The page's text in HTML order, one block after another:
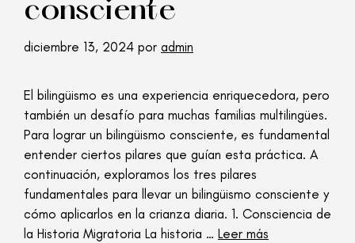
consciente
diciembre 13, 2024 por admin
El bilingüismo es una experiencia enriquecedora, pero
también un desafío para muchas familias multilingües.
Para lograr un bilingüismo consciente, es fundamental
entender ciertos pilares que guían esta práctica. A
continuación, exploramos los tres pilares
fundamentales para llevar un bilingüismo consciente y
cómo aplicarlos en la crianza diaria. 1. Consciencia de
la Historia Migratoria La historia … Leer más